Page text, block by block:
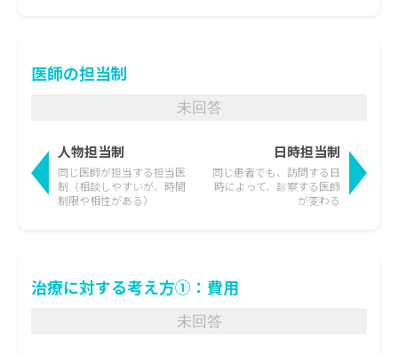
医師の担当制
未回答
人物担当制
同じ医師が担当する担当医
制 （相談しやすいが、時間
制限や相性がある）
同じ患者でも、訪問する日
時によって、 診察する医師
が変わる
日時担当制
治療に対する考え方①：費用
未回答